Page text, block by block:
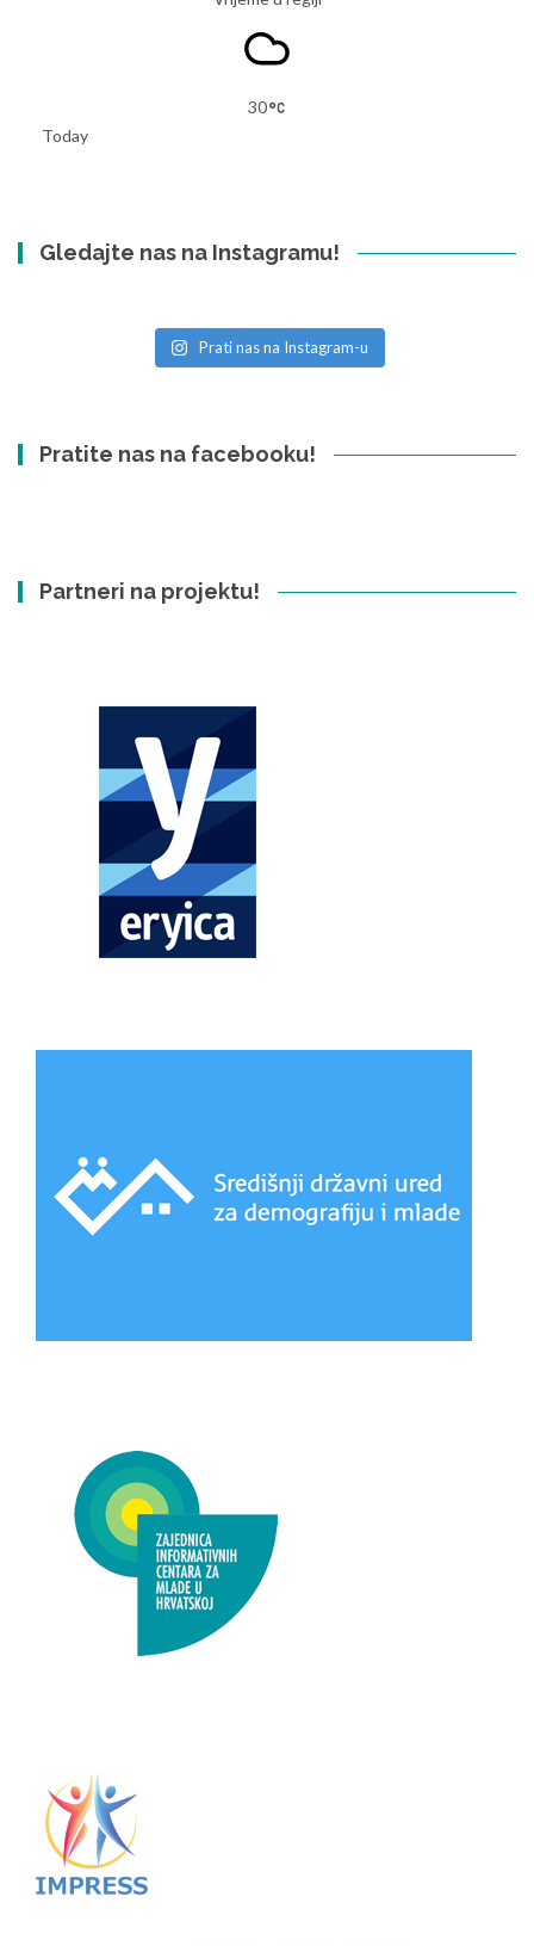
30
Today
Gledajte nas na Instagramu!
Prati nas na Instagram-u
Pratite nas na facebooku!
Partneri na projektu!